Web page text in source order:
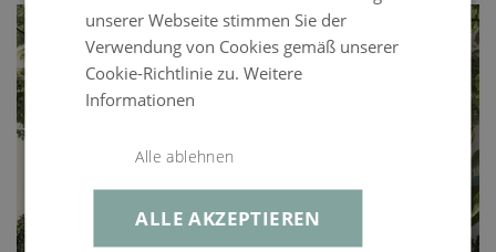
unserer Webseite stimmen Sie der
Verwendung von Cookies gemäß unserer
Cookie-Richtlinie zu.Weitere
Informationen
ALLE AKZEPTIEREN
Alle ablehnen